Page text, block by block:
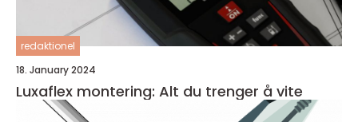
redaktionel
18. January 2024
Luxaflex montering: Alt du trenger å vite